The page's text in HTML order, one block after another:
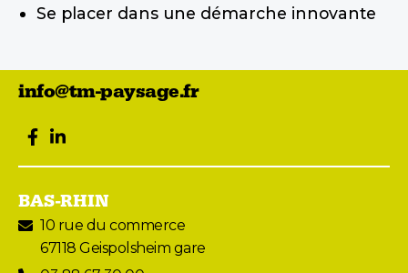
Se placer dans une démarche innovante
info@tm-paysage.fr
facebook
LinkedIn
BAS-RHIN
10 rue du commerce
67118 Geispolsheim gare